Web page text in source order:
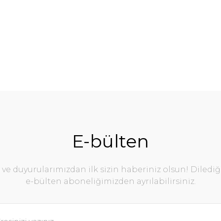
E-bülten
ve duyurularımızdan ilk sizin haberiniz olsun!
e-bülten aboneliğimizden ayrılabilirsiniz.